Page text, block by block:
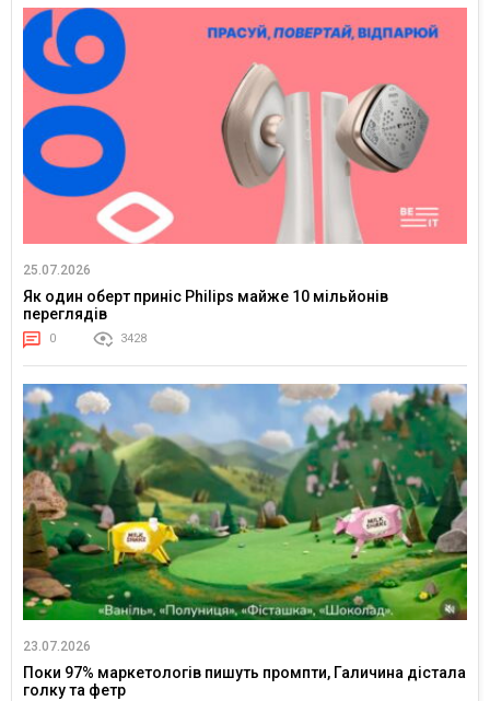
25.07.2026
Як один оберт приніс Philips майже 10 мільйонів
переглядів
0 3428
23.07.2026
Поки 97% маркетологів пишуть промпти, Галичина дістала
голку та фетр